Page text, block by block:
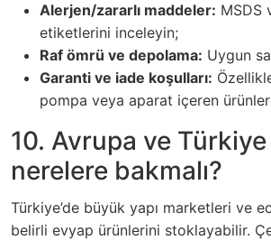
Alerjen/zararlı maddeler: MSDS
etiketlerini inceleyin;
Raf ömrü ve depolama: Uygun
Garanti ve iade koşulları:
pompa veya aparat içeren
10. Avrupa ve Türkiye
nerelere bakmalı?
Türkiye’de büyük yapı marketleri ve
belirli evyap ürünlerini stoklayabilir.